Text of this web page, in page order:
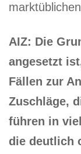
AIZ: Die
angesetzt
Fällen zur
Zuschläge,
führen in
die deutlich